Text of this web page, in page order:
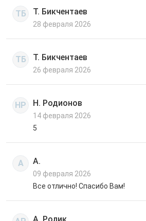
ТБ Т. Бикчентаев
28 февраля 2026
ТБ Т. Бикчентаев
26 февраля 2026
НР Н. Родионов
14 февраля 2026
5
А А.
09 февраля 2026
Все отлично! Спасибо Вам!